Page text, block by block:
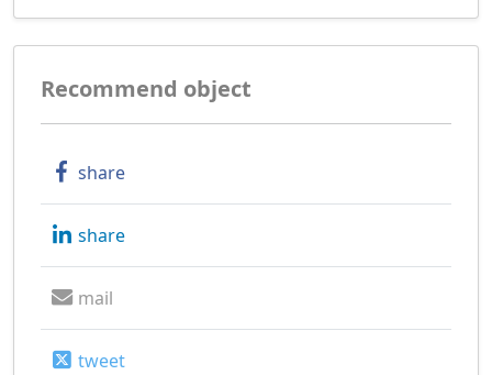
Recommend object
share
share
mail
tweet